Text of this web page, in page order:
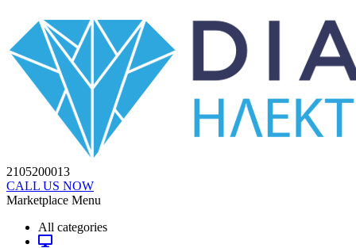
2105200013
CALL US NOW
Marketplace Menu
All categories